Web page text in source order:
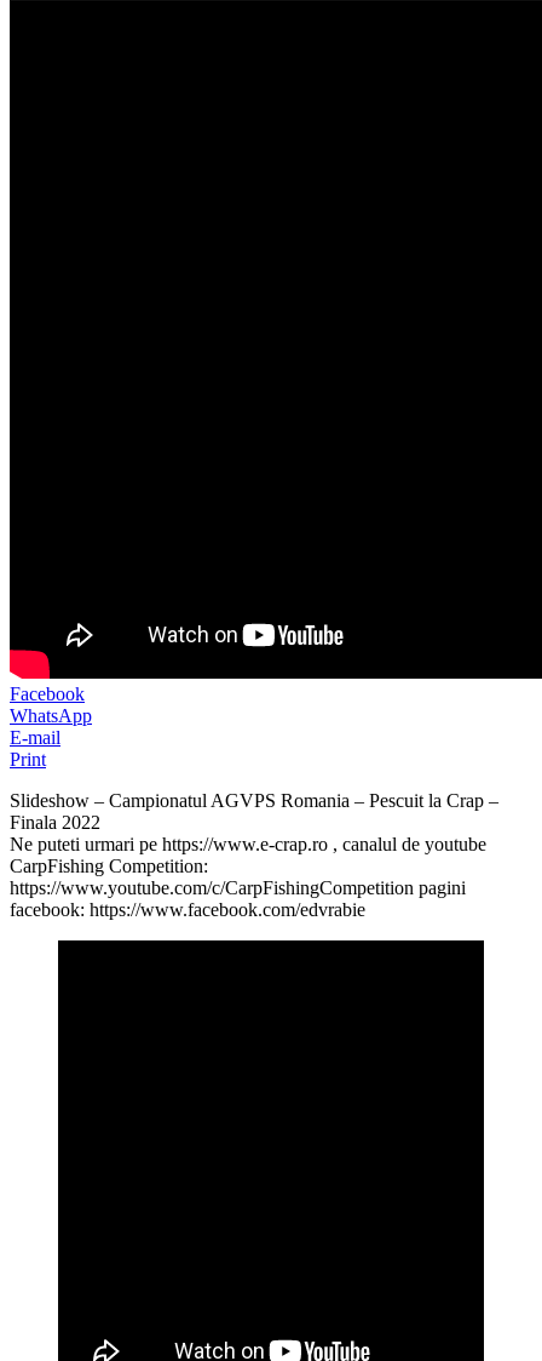
Facebook
WhatsApp
E-mail
Print
Slideshow – Campionatul AGVPS Romania – Pescuit la Crap –
Finala 2022
Ne puteti urmari pe https://www.e-crap.ro , canalul de youtube
CarpFishing Competition:
https://www.youtube.com/c/CarpFishingCompetition pagini
facebook: https://www.facebook.com/edvrabie